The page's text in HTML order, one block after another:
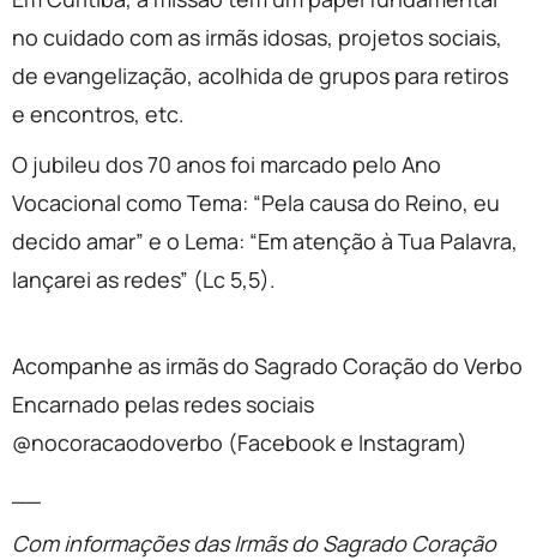
no cuidado com as irmãs idosas, projetos sociais,
de evangelização, acolhida de grupos para retiros
e encontros, etc.
O jubileu dos 70 anos foi marcado pelo Ano
Vocacional como Tema: “Pela causa do Reino, eu
decido amar” e o Lema: “Em atenção à Tua Palavra,
lançarei as redes” (Lc 5,5).
Acompanhe as irmãs do Sagrado Coração do Verbo
Encarnado pelas redes sociais
@nocoracaodoverbo (Facebook e Instagram)
Com informações das Irmãs do Sagrado Coração